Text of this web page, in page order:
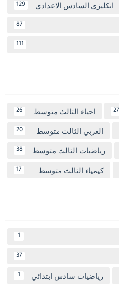
انكليزي السادس الاعدادي 129
87
111
27 احياء الثالث متوسط 26
العربي الثالث متوسط 20
رياضيات الثالث متوسط 38
كيمياء الثالث متوسط 17
1
37
رياضيات سادس ابتدائي 1